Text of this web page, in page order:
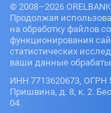
© 2008–2026
Продолжая
на обработку файлов
функционирования
статистических
ваши данные
ИНН 7713620673, ОГРН
Пришвина, д. 8, к. 2.
04.